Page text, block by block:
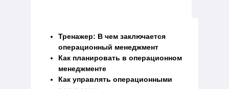
Тренажер: В чем заключается
операционный менеджмент
Как планировать в операционном
менеджменте
Как управлять операционными